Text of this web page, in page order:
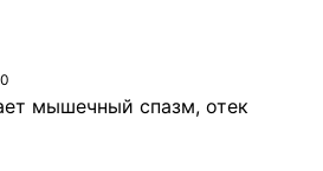
мышечный спазм, отек